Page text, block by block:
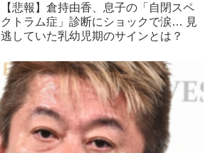
【悲報】倉持由香、息子の「自閉スペ
クトラム症」診断にショックで涙… 見
逃していた乳幼児期のサインとは？